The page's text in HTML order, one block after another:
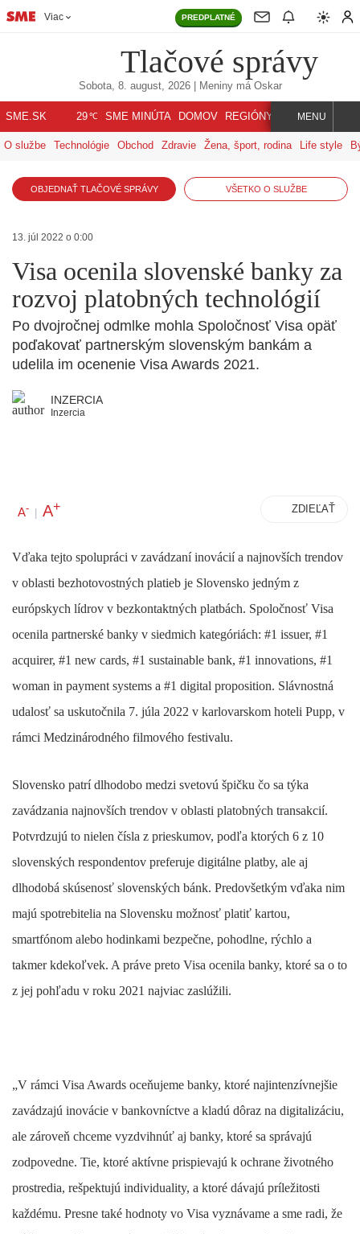
Viac PREDPLATNÉ
Tlačové správy
Sobota, 8. august, 2026| Meniny má Oskar
SME.SK 29℃ SME MINÚTA DOMOV REGIÓNY INDEX SVET
MENU
O službe Technológie Obchod Zdravie Žena, šport, rodina Life style
OBJEDNAŤ TLAČOVÉ SPRÁVY VŠETKO O SLUŽBE
13. júl 2022 o 0:00
Visa ocenila slovenské banky za
rozvoj platobných technológií
Po dvojročnej odmlke mohla Spoločnosť Visa opäť
poďakovať partnerským slovenským bankám a
udelila im ocenenie Visa Awards 2021.
INZERCIA
Inzercia
A- | A+ ZDIEĽAŤ
Vďaka tejto spolupráci v zavádzaní inovácií a najnovších trendov
v oblasti bezhotovostných platieb je Slovensko jedným z
európskych lídrov v bezkontaktných platbách. Spoločnosť Visa
ocenila partnerské banky v siedmich kategóriách: #1 issuer, #1
acquirer, #1 new cards, #1 sustainable bank, #1 innovations, #1
woman in payment systems a #1 digital proposition. Slávnostná
udalosť sa uskutočnila 7. júla 2022 v karlovarskom hoteli Pupp, v
rámci Medzinárodného filmového festivalu.
Slovensko patrí dlhodobo medzi svetovú špičku čo sa týka
zavádzania najnovších trendov v oblasti platobných transakcií.
Potvrdzujú to nielen čísla z prieskumov, podľa ktorých 6 z 10
slovenských respondentov preferuje digitálne platby, ale aj
dlhodobá skúsenosť slovenských bánk. Predovšetkým vďaka nim
majú spotrebitelia na Slovensku možnosť platiť kartou,
smartfónom alebo hodinkami bezpečne, pohodlne, rýchlo a
takmer kdekoľvek. A práve preto Visa ocenila banky, ktoré sa o to
z jej pohľadu v roku 2021 najviac zaslúžili.
„V rámci Visa Awards oceňujeme banky, ktoré najintenzívnejšie
zavádzajú inovácie v bankovníctve a kladú dôraz na digitalizáciu,
ale zároveň chceme vyzdvihnúť aj banky, ktoré sa správajú
zodpovedne. Tie, ktoré aktívne prispievajú k ochrane životného
prostredia, rešpektujú individuality, a ktoré dávajú príležitosti
každému. Presne také hodnoty vo Visa vyznávame a sme radi, že